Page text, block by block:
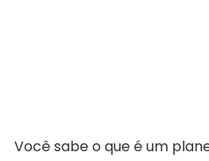
Você sabe o que é um